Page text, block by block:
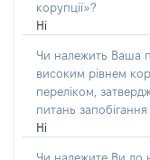
корупції»?
Ні
Чи належить Ваша
високим рівнем
переліком,
питань запобігання
Ні
Чи належите Ви до